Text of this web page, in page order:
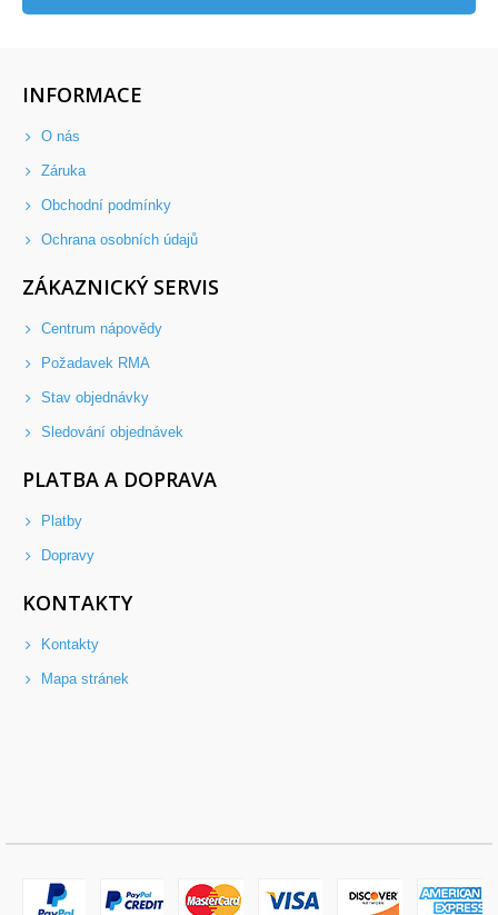
INFORMACE
O nás
Záruka
Obchodní podmínky
Ochrana osobních údajů
ZÁKAZNICKÝ SERVIS
Centrum nápovědy
Požadavek RMA
Stav objednávky
Sledování objednávek
PLATBA A DOPRAVA
Platby
Dopravy
KONTAKTY
Kontakty
Mapa stránek